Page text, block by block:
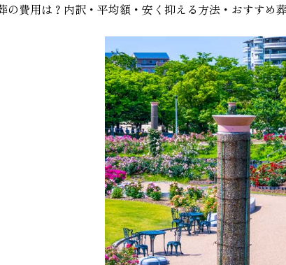
の費用は？内訳・平均額・安く抑える方法・おすすめ